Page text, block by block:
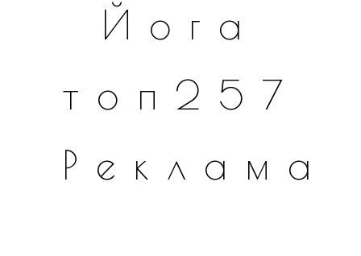
Йога
топ257
Реклама